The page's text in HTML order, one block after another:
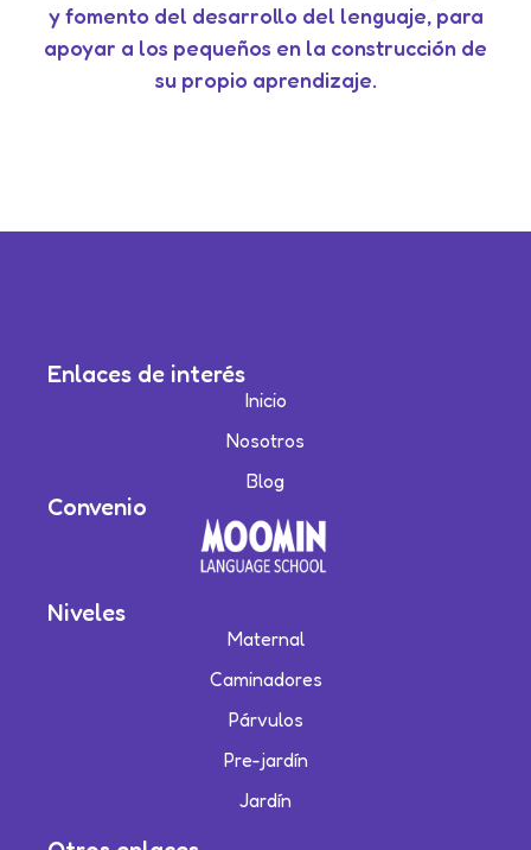
y fomento del desarrollo del lenguaje, para
apoyar a los pequeños en la construcción de
su propio aprendizaje.
Enlaces de interés
Inicio
Nosotros
Blog
Convenio
Niveles
Maternal
Caminadores
Párvulos
Pre-jardín
Jardín